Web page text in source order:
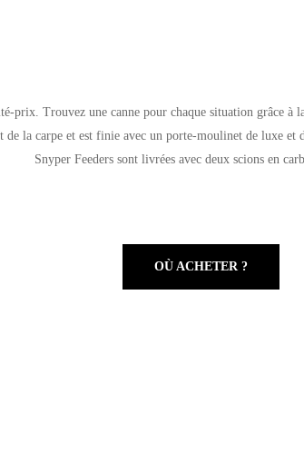
prix. Trouvez une canne pour chaque situation grâce
de la carpe et est finie avec un porte-moulinet de luxe
Snyper Feeders sont livrées avec deux scions en
OÙ ACHETER ?